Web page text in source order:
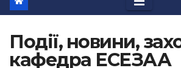
Події, новини,
кафедра ЕСЕЗАА